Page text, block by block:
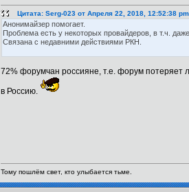
Цитата: Serg-023 от Апреля 22, 2018, 12:52:38 pm
Анонимайзер помогает.
Проблема есть у некоторых провайдеров, в т.ч.
Связана с недавними действиями РКН.
72% форумчан россияне, т.е. форум потеряет
в Россию.
Тому пошлём свет, кто улыбается тьме.